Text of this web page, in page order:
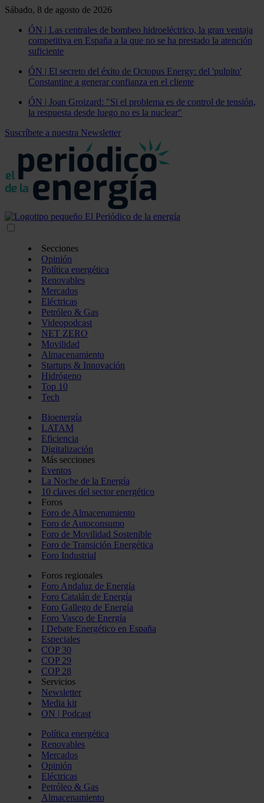
Sábado, 8 de agosto de 2026
ÓN | Las centrales de bombeo hidroeléctrico, la gran ventaja
competitiva en España a la que no se ha prestado la atención
suficiente
ÓN | El secreto del éxito de Octopus Energy: del 'pulpito'
Constantine a generar confianza en el cliente
ÓN | Joan Groizard: "Si el problema es de control de tensión,
la respuesta desde luego no es la nuclear"
Suscríbete a nuestra Newsletter
Secciones
Opinión
Política energética
Renovables
Mercados
Eléctricas
Petróleo & Gas
Videopodcast
NET ZERO
Movilidad
Almacenamiento
Startups & Innovación
Hidrógeno
Top 10
Tech
Bioenergía
LATAM
Eficiencia
Digitalización
Más secciones
Eventos
La Noche de la Energía
10 claves del sector energético
Foros
Foro de Almacenamiento
Foro de Autoconsumo
Foro de Movilidad Sostenible
Foro de Transición Energética
Foro Industrial
Foros regionales
Foro Andaluz de Energía
Foro Catalán de Energía
Foro Gallego de Energía
Foro Vasco de Energía
I Debate Energético en España
Especiales
COP 30
COP 29
COP 28
Servicios
Newsletter
Media kit
ON | Podcast
Política energética
Renovables
Mercados
Opinión
Eléctricas
Petróleo & Gas
Almacenamiento